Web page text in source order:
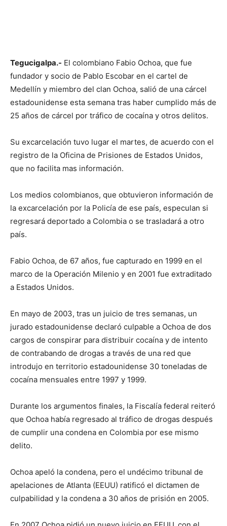
Tegucigalpa.- El colombiano Fabio Ochoa, que fue
fundador y socio de Pablo Escobar en el cartel de
Medellín y miembro del clan Ochoa, salió de una cárcel
estadounidense esta semana tras haber cumplido más de
25 años de cárcel por tráfico de cocaína y otros delitos.
Su excarcelación tuvo lugar el martes, de acuerdo con el
registro de la Oficina de Prisiones de Estados Unidos,
que no facilita mas información.
Los medios colombianos, que obtuvieron información de
la excarcelación por la Policía de ese país, especulan si
regresará deportado a Colombia o se trasladará a otro
país.
Fabio Ochoa, de 67 años, fue capturado en 1999 en el
marco de la Operación Milenio y en 2001 fue extraditado
a Estados Unidos.
En mayo de 2003, tras un juicio de tres semanas, un
jurado estadounidense declaró culpable a Ochoa de dos
cargos de conspirar para distribuir cocaína y de intento
de contrabando de drogas a través de una red que
introdujo en territorio estadounidense 30 toneladas de
cocaína mensuales entre 1997 y 1999.
Durante los argumentos finales, la Fiscalía federal reiteró
que Ochoa había regresado al tráfico de drogas después
de cumplir una condena en Colombia por ese mismo
delito.
Ochoa apeló la condena, pero el undécimo tribunal de
apelaciones de Atlanta (EEUU) ratificó el dictamen de
culpabilidad y la condena a 30 años de prisión en 2005.